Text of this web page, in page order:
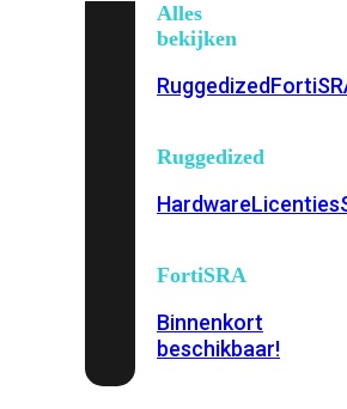
Alles
bekijken
Ruggedized
Ruggedized
HardwareLicenties
FortiSRA
Binnenkort
beschikbaar!